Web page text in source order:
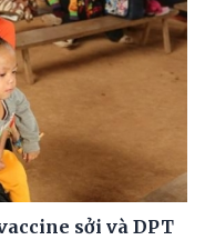
sởi và DPT